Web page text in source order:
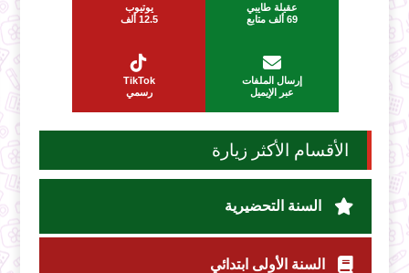
عقيلة طايبي
69 ألف متابع
يوتيوب
12.5 ألف
إرسال الملفات
عبر الإيميل
TikTok
رسمي
الأقسام الأكثر زيارة
السنة التحضيرية
السنة الأولى ابتدائي